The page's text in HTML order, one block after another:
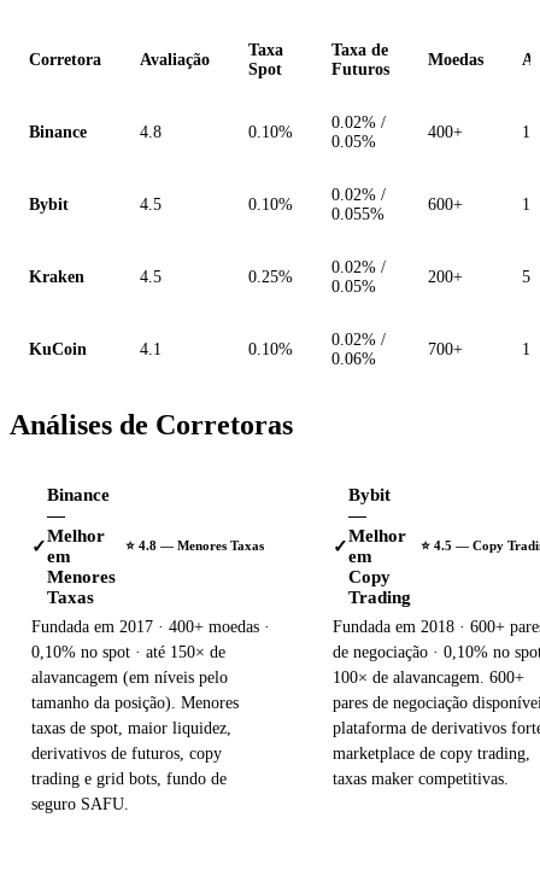
Corretora Avaliação
Taxa
Spot
Taxa de
Futuros
Moedas
Binance 4.8 0.10%
0.02% /
0.05%
400+
Bybit 4.5 0.10%
0.02% /
0.055%
600+
Kraken 4.5 0.25%
0.02% /
0.05%
200+
KuCoin 4.1 0.10%
0.02% /
0.06%
700+
Análises de Corretoras
✓
Binance
—
Melhor
em
Menores
Taxas
⭐ 4.8 — Menores Taxas
Fundada em 2017 · 400+ moedas ·
0,10% no spot · até 150× de
alavancagem (em níveis pelo
tamanho da posição). Menores
taxas de spot, maior liquidez,
derivativos de futuros, copy
trading e grid bots, fundo de
seguro SAFU.
✓
Bybit
—
Melhor
em
Copy
Trading
⭐ 4.5 — Copy
Fundada em 2018 · 600+
de negociação · 0,10% no
100× de alavancagem. 600+
pares de negociação
plataforma de derivativos
marketplace de copy trading,
taxas maker competitivas.